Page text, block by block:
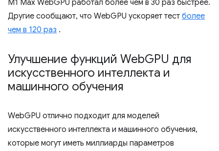
M1 Max WebGPU работал более чем в 30 раз быстрее.
Другие сообщают, что WebGPU ускоряет тест более
чем в 120 раз .
Улучшение функций WebGPU для
искусственного интеллекта и
машинного обучения
WebGPU отлично подходит для моделей
искусственного интеллекта и машинного обучения,
которые могут иметь миллиарды параметров